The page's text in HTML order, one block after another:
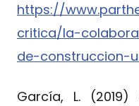
https://
critica/la-
de-construccion-
García, L. (2019)